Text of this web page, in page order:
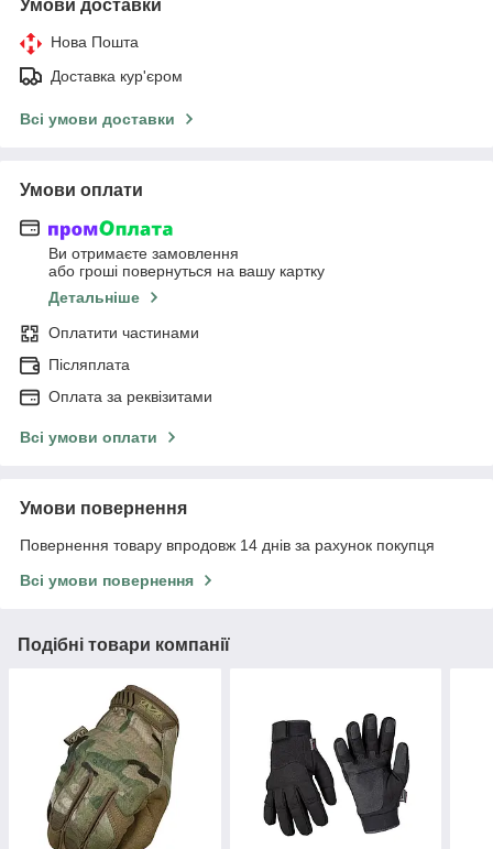
Умови доставки
Нова Пошта
Доставка кур'єром
Всі умови доставки
Умови оплати
Ви отримаєте замовлення
або гроші повернуться на вашу картку
Детальніше
Оплатити частинами
Післяплата
Оплата за реквізитами
Всі умови оплати
Умови повернення
Повернення товару впродовж 14 днів за рахунок покупця
Всі умови повернення
Подібні товари компанії